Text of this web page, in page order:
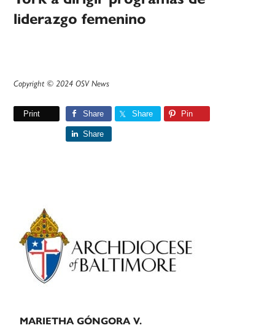
liderazgo femenino
Copyright © 2024 OSV News
Print Share Share Pin
Share
Primary
Sidebar
MARIETHA GÓNGORA V.